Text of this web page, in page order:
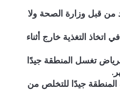
قبل وزارة الصحة ولا
اتخاذ التغذية خارج أثناء
تغسل المنطقة جيدًا
جيدًا للتخلص من